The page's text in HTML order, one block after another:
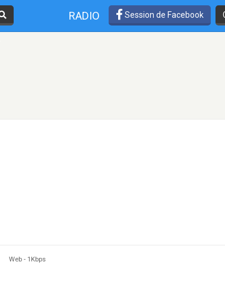
RADIO Session de Facebook
Web - 1Kbps